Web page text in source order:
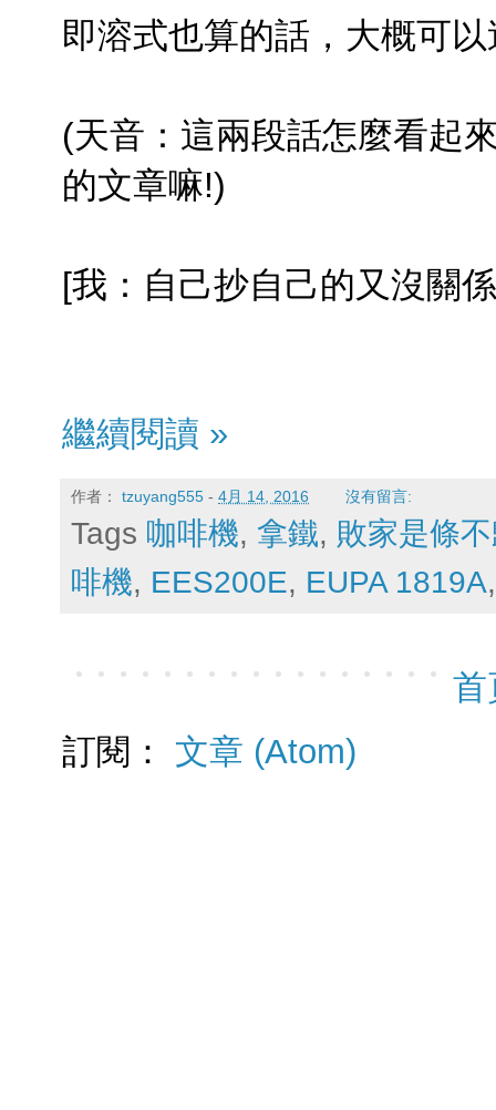
即溶式也算的話，大概可
(天音：這兩段話怎麼看起
的文章嘛!)
[我：自己抄自己的又沒關
繼續閱讀 »
作者： tzuyang555 - 4月 14, 2016 沒有留言:
Tags 咖啡機, 拿鐵, 敗家是條
啡機, EES200E, EUPA 1819A
首
訂閱： 文章 (Atom)